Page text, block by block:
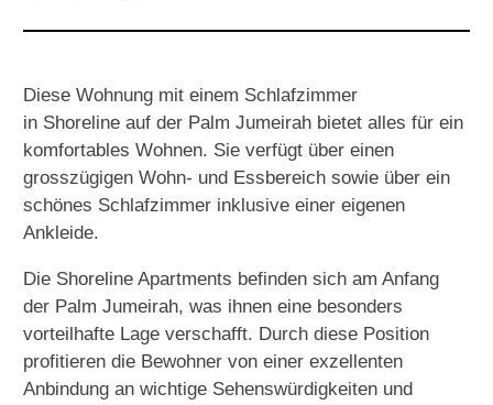
Diese Wohnung mit einem Schlafzimmer
in Shoreline auf der Palm Jumeirah bietet alles für ein
komfortables Wohnen. Sie verfügt über einen
grosszügigen Wohn- und Essbereich sowie über ein
schönes Schlafzimmer inklusive einer eigenen
Ankleide.
Die Shoreline Apartments befinden sich am Anfang
der Palm Jumeirah, was ihnen eine besonders
vorteilhafte Lage verschafft. Durch diese Position
profitieren die Bewohner von einer exzellenten
Anbindung an wichtige Sehenswürdigkeiten und